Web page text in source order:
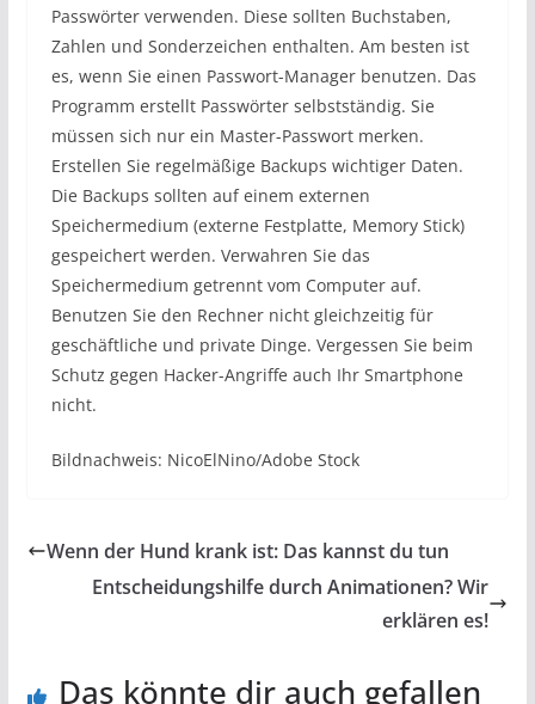
Passwörter verwenden. Diese sollten Buchstaben,
Zahlen und Sonderzeichen enthalten. Am besten ist
es, wenn Sie einen Passwort-Manager benutzen. Das
Programm erstellt Passwörter selbstständig. Sie
müssen sich nur ein Master-Passwort merken.
Erstellen Sie regelmäßige Backups wichtiger Daten.
Die Backups sollten auf einem externen
Speichermedium (externe Festplatte, Memory Stick)
gespeichert werden. Verwahren Sie das
Speichermedium getrennt vom Computer auf.
Benutzen Sie den Rechner nicht gleichzeitig für
geschäftliche und private Dinge. Vergessen Sie beim
Schutz gegen Hacker-Angriffe auch Ihr Smartphone
nicht.
Bildnachweis: NicoElNino/Adobe Stock
Wenn der Hund krank ist: Das kannst du tun
Entscheidungshilfe durch Animationen? Wir
erklären es!
Das könnte dir auch gefallen